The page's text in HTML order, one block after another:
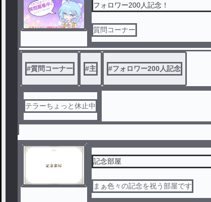
フォロワー200人記念！
質問コーナー
#質問コーナー #主 #フォロワー200人記念
テラーちょっと休止中
記念部屋
まぁ色々の記念を祝う部屋です